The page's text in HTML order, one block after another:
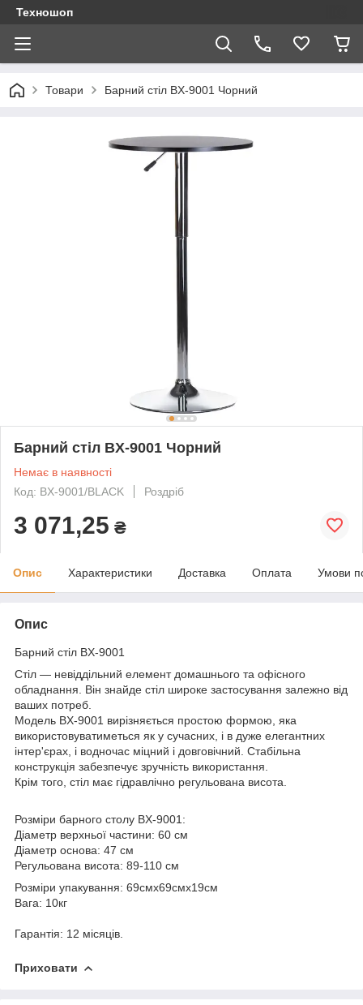
Техношоп
Товари Барний стіл BX-9001 Чорний
Барний стіл BX-9001 Чорний
Немає в наявності
Код: BX-9001/BLACK
Роздріб
3 071,25 ₴
Опис Характеристики Доставка Оплата Умови
Опис
Барний стіл BX-9001
Стіл — невіддільний елемент домашнього та офісного
обладнання. Він знайде стіл широке застосування залежно від
ваших потреб.
Модель BX-9001 вирізняється простою формою, яка
використовуватиметься як у сучасних, і в дуже елегантних
інтер'єрах, і водночас міцний і довговічний. Стабільна
конструкція забезпечує зручність використання.
Крім того, стіл має гідравлічно регульована висота.
Розміри барного столу BX-9001:
Діаметр верхньої частини: 60 см
Діаметр основа: 47 см
Регульована висота: 89-110 см
Розміри упакування: 69смx69смx19см
Вага: 10кг
Гарантія: 12 місяців.
Приховати